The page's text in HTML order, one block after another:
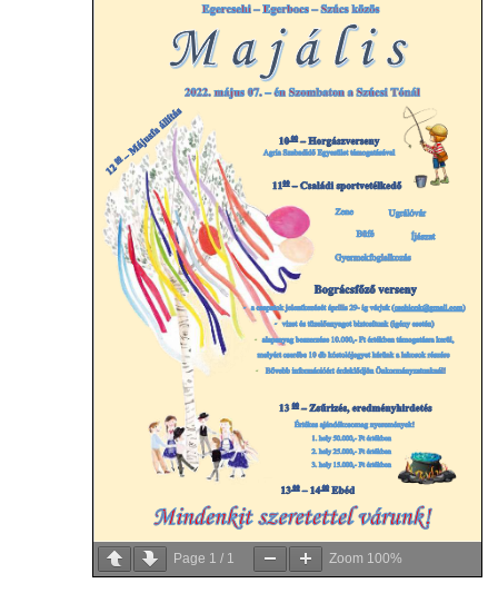
Page 1 / 1 Zoom 100%